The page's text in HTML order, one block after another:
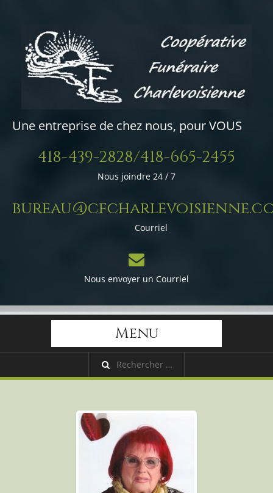
Une entreprise de chez nous, pour VOUS
418-439-2828/418-665-2455
Nous joindre 24 / 7
Courriel
Nous envoyer un Courriel
Menu